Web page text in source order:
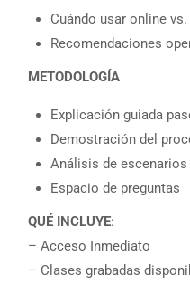
Cuándo usar online vs.
Recomendaciones
METODOLOGÍA
Explicación guiada
Demostración del
Análisis de escenarios
Espacio de preguntas
QUÉ INCLUYE:
– Acceso Inmediato
– Clases grabadas